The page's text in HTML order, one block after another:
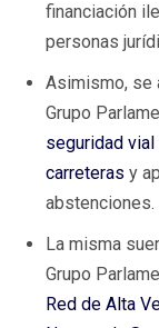
financiación
personas
Asimismo, se
Grupo
seguridad
carreteras y
abstenciones.
La misma
Grupo
Red de Alta